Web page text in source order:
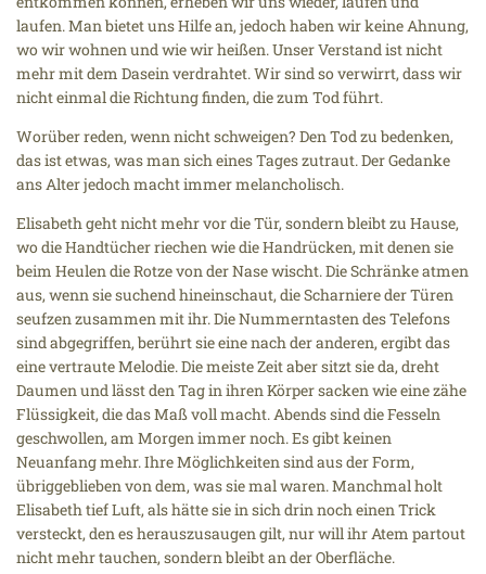
laufen. Man bietet uns Hilfe an, jedoch haben wir keine Ahnung,
wo wir wohnen und wie wir heißen. Unser Verstand ist nicht
mehr mit dem Dasein verdrahtet. Wir sind so verwirrt, dass wir
nicht einmal die Richtung finden, die zum Tod führt.
Worüber reden, wenn nicht schweigen? Den Tod zu bedenken,
das ist etwas, was man sich eines Tages zutraut. Der Gedanke
ans Alter jedoch macht immer melancholisch.
Elisabeth geht nicht mehr vor die Tür, sondern bleibt zu Hause,
wo die Handtücher riechen wie die Handrücken, mit denen sie
beim Heulen die Rotze von der Nase wischt. Die Schränke atmen
aus, wenn sie suchend hineinschaut, die Scharniere der Türen
seufzen zusammen mit ihr. Die Nummerntasten des Telefons
sind abgegriffen, berührt sie eine nach der anderen, ergibt das
eine vertraute Melodie. Die meiste Zeit aber sitzt sie da, dreht
Daumen und lässt den Tag in ihren Körper sacken wie eine zähe
Flüssigkeit, die das Maß voll macht. Abends sind die Fesseln
geschwollen, am Morgen immer noch. Es gibt keinen
Neuanfang mehr. Ihre Möglichkeiten sind aus der Form,
übriggeblieben von dem, was sie mal waren. Manchmal holt
Elisabeth tief Luft, als hätte sie in sich drin noch einen Trick
versteckt, den es herauszusaugen gilt, nur will ihr Atem partout
nicht mehr tauchen, sondern bleibt an der Oberfläche.